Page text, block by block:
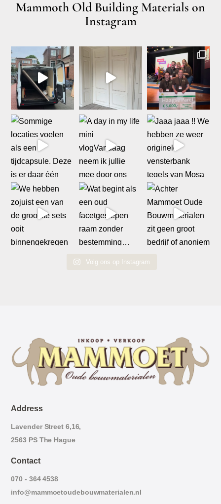
Mammoth Old Building Materials on
Instagram
Volg ons op Instagram
Address
Lavender Street 6,16,
2563 PS The Hague
Contact
070 - 364 4538
info@mammoetoudebouwmaterialen.nl